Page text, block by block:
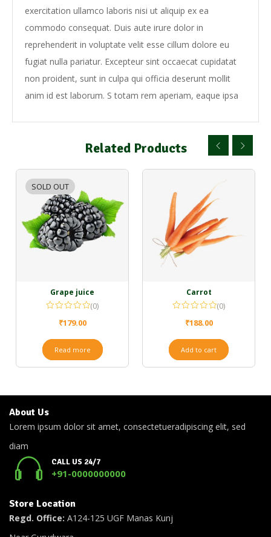
exercitation ullamco laboris nisi ut aliquip ex ea
commodo consequat. Duis aute irure dolor in
reprehenderit in voluptate velit esse cillum dolore eu
fugiat nulla pariatur. Excepteur sint occaecat cupidatat
non proident, sunt in culpa qui officia deserunt mollit
anim id est laborum. S totam rem aperiam, eaque ipsa
Related Products
SOLD OUT
Grape juice
(0)
₹179.00
Read more
Carrot
(0)
₹188.00
Add to cart
About Us
Lorem ipsum dolor sit amet, consectetueradipiscing elit, sed
diam
CALL US 24/7
+91-0000000000
Store Location
Regd. Office: A124-125 UGF Manas Kunj